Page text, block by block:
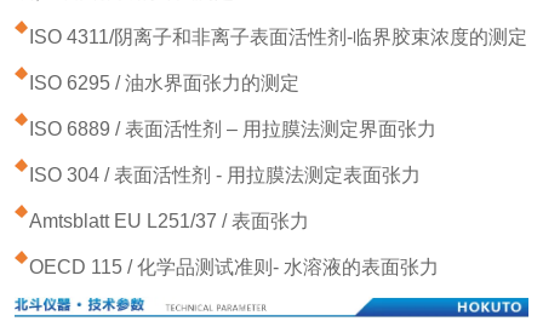
ISO 4311/阴离子和非离子表面活性剂-临界胶束浓度的测定
ISO 6295 / 油水界面张力的测定
ISO 6889 / 表面活性剂 – 用拉膜法测定界面张力
ISO 304 / 表面活性剂 - 用拉膜法测定表面张力
Amtsblatt EU L251/37 / 表面张力
OECD 115 / 化学品测试准则- 水溶液的表面张力